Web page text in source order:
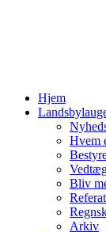
Hjem
Hvem
Bliv
Arkiv